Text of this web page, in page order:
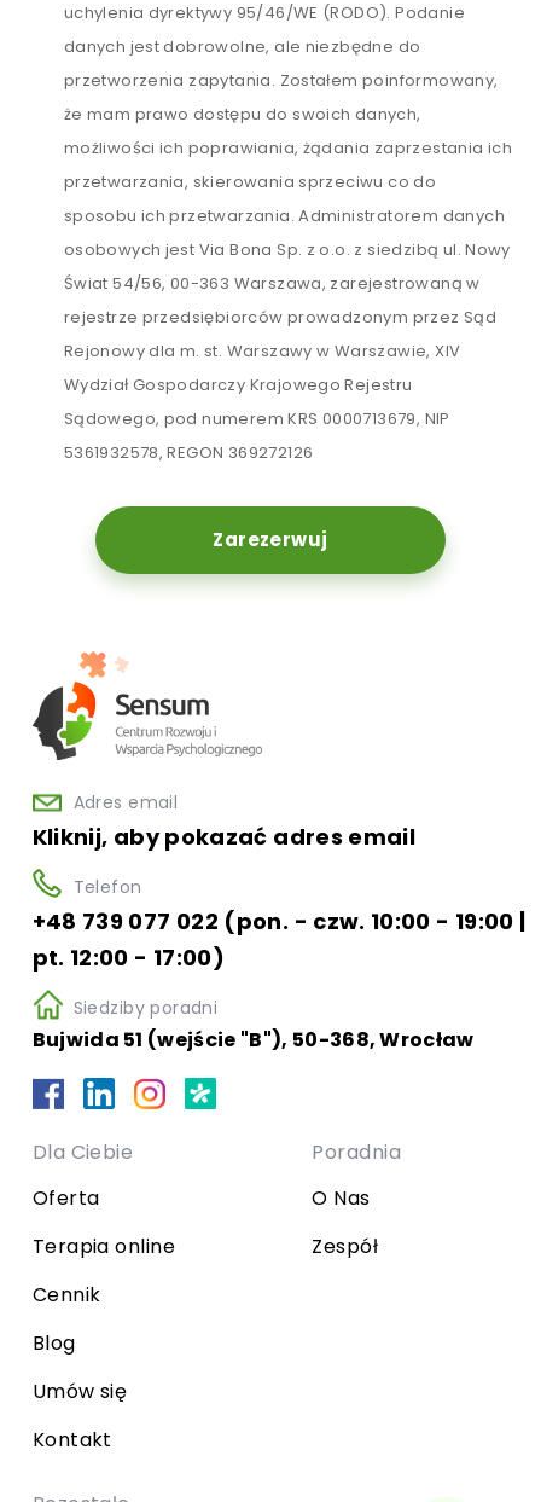
uchylenia dyrektywy 95/46/WE (RODO). Podanie
danych jest dobrowolne, ale niezbędne do
przetworzenia zapytania. Zostałem poinformowany,
że mam prawo dostępu do swoich danych,
możliwości ich poprawiania, żądania zaprzestania ich
przetwarzania, skierowania sprzeciwu co do
sposobu ich przetwarzania. Administratorem danych
osobowych jest Via Bona Sp. z o.o. z siedzibą ul. Nowy
Świat 54/56, 00-363 Warszawa, zarejestrowaną w
rejestrze przedsiębiorców prowadzonym przez Sąd
Rejonowy dla m. st. Warszawy w Warszawie, XIV
Wydział Gospodarczy Krajowego Rejestru
Sądowego, pod numerem KRS 0000713679, NIP
5361932578, REGON 369272126
Zarezerwuj
Adres email
Kliknij, aby pokazać adres email
Telefon
+48 739 077 022 (pon. - czw. 10:00 - 19:00 |
pt. 12:00 - 17:00)
Siedziby poradni
Bujwida 51 (wejście "B"), 50-368, Wrocław
Dla Ciebie
Oferta
Terapia online
Cennik
Blog
Umów się
Kontakt
Poradnia
O Nas
Zespół